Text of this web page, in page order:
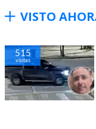
VISTO
515
visitas